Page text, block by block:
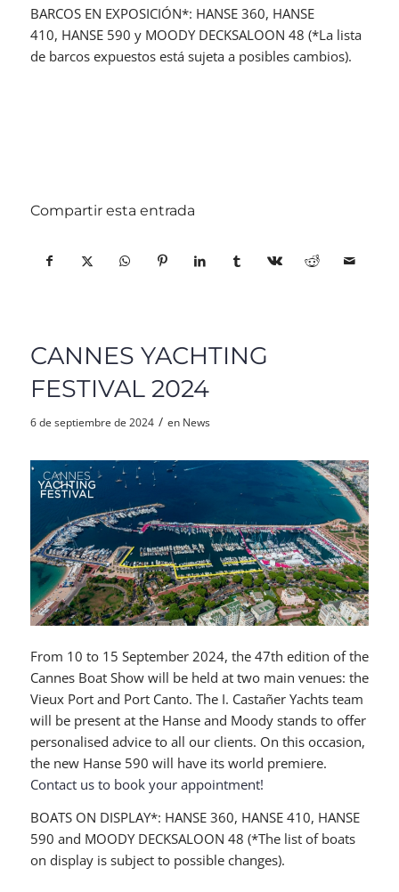
BARCOS EN EXPOSICIÓN*: HANSE 360, HANSE
410, HANSE 590 y MOODY DECKSALOON 48 (*La lista
de barcos expuestos está sujeta a posibles cambios).
Compartir esta entrada
CANNES YACHTING
FESTIVAL 2024
6 de septiembre de 2024 / en News
From 10 to 15 September 2024, the 47th edition of the
Cannes Boat Show will be held at two main venues: the
Vieux Port and Port Canto. The I. Castañer Yachts team
will be present at the Hanse and Moody stands to offer
personalised advice to all our clients. On this occasion,
the new Hanse 590 will have its world premiere.
Contact us to book your appointment!
BOATS ON DISPLAY*: HANSE 360, HANSE 410, HANSE
590 and MOODY DECKSALOON 48 (*The list of boats
on display is subject to possible changes).